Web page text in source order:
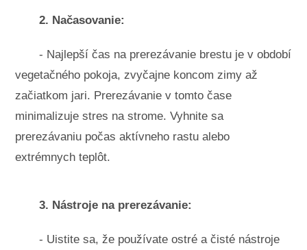
2. Načasovanie:
- Najlepší čas na prerezávanie brestu je v období
vegetačného pokoja, zvyčajne koncom zimy až
začiatkom jari. Prerezávanie v tomto čase
minimalizuje stres na strome. Vyhnite sa
prerezávaniu počas aktívneho rastu alebo
extrémnych teplôt.
3. Nástroje na prerezávanie:
- Uistite sa, že používate ostré a čisté nástroje